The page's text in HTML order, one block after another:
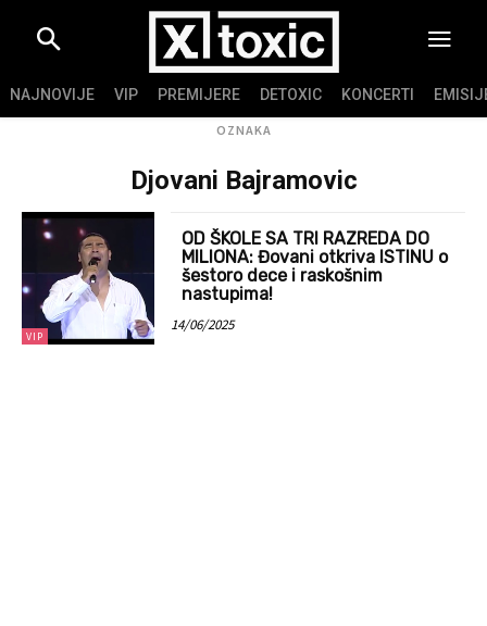
NAJNOVIJE VIP PREMIJERE DETOXIC KONCERTI
OZNAKA
Djovani Bajramovic
VIP
OD ŠKOLE SA TRI RAZREDA DO
MILIONA: Đovani otkriva ISTINU o
šestoro dece i raskošnim
nastupima!
14/06/2025